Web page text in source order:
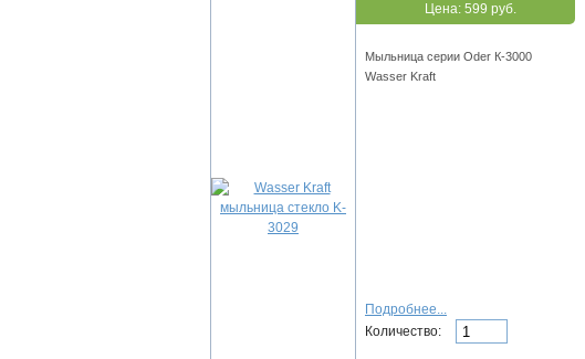
Цена: 599 руб.
Мыльница серии Oder К-3000
Wasser Kraft
Подробнее...
Количество: